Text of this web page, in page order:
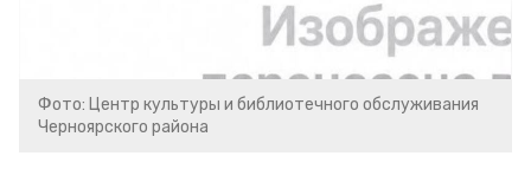
Фото: Центр культуры и библиотечного обслуживания
Черноярского района